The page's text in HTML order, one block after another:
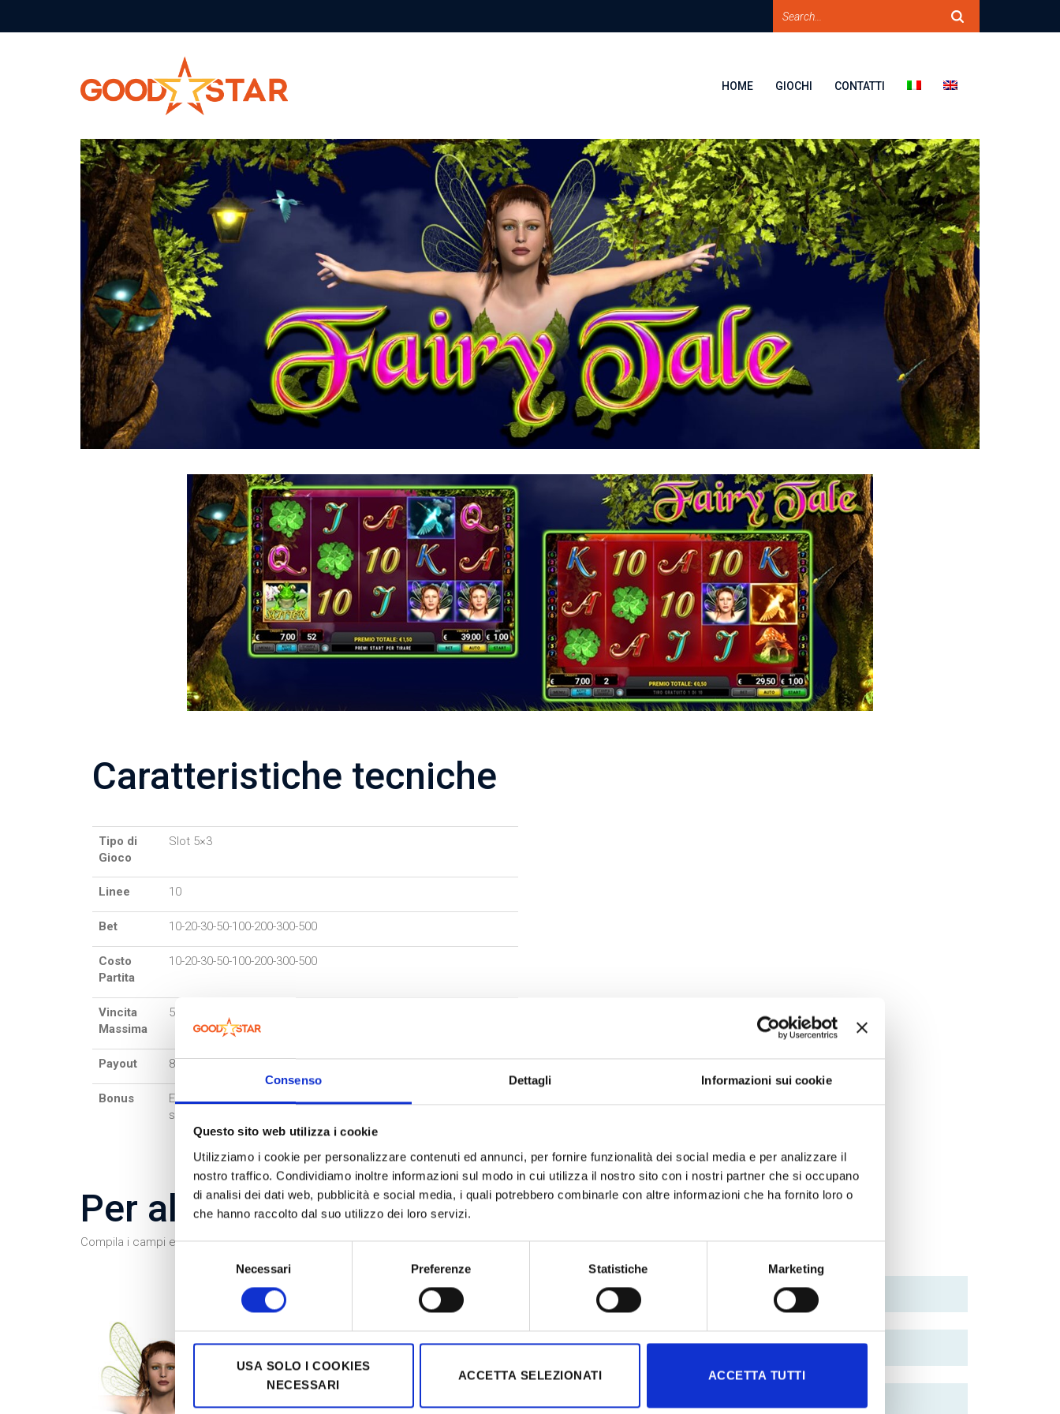
Consenso Dettagli Informazioni sui cookie
Questo sito web utilizza i cookie
Utilizziamo i cookie per personalizzare contenuti ed annunci, per fornire funzionalità dei social media e per analizzare il
nostro traffico. Condividiamo inoltre informazioni sul modo in cui utilizza il nostro sito con i nostri partner che si occupano
di analisi dei dati web, pubblicità e social media, i quali potrebbero combinarle con altre informazioni che ha fornito loro o
che hanno raccolto dal suo utilizzo dei loro servizi.
Necessari Preferenze Statistiche Marketing
USA SOLO I COOKIES
NECESSARI
ACCETTA SELEZIONATI ACCETTA TUTTI
HOME GIOCHI CONTATTI
Caratteristiche tecniche
Tipo di
Gioco
Slot 5×3
Linee 10
Bet 10-20-30-50-100-200-300-500
Costo
Partita
10-20-30-50-100-200-300-500
Vincita
Massima
5.000 €
Payout 83,94
Bonus
Extraspin, Scatter che fa da Wild, Freespin con riattivazione e
simbolo speciale che si espande
Per altre informazioni, contattaci ora
Compila i campi e invia la tua richiesta. Sarai contattato al più presto.